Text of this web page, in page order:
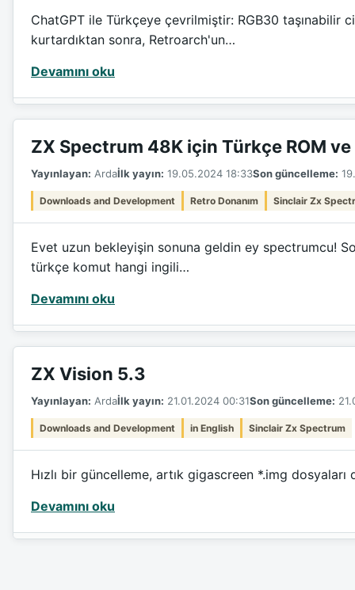
ChatGPT ile Türkçeye çevrilmiştir: RGB30 taşınabilir
kurtardıktan sonra, Retroarch'un…
Devamını oku
ZX Spectrum 48K için Türkçe ROM
Yayınlayan: Ardaİlk yayın: 19.05.2024 18:33Son güncelleme:
Downloads and Development Retro Donanım Sinclair Zx
Evet uzun bekleyişin sonuna geldin ey spectrumcu!
türkçe komut hangi ingili…
Devamını oku
ZX Vision 5.3
Yayınlayan: Ardaİlk yayın: 21.01.2024 00:31Son güncelleme:
Downloads and Development in English Sinclair Zx Spectrum
Hızlı bir güncelleme, artık gigascreen *.img
Devamını oku